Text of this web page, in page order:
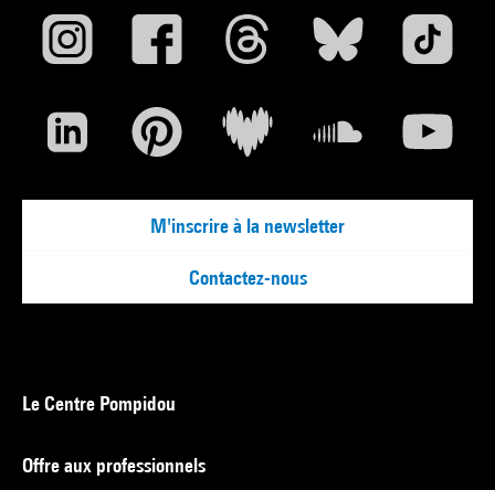
M'inscrire à la newsletter
Contactez-nous
Le Centre Pompidou
Offre aux professionnels